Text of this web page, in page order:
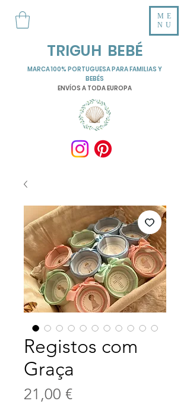
TRIGUH BEBÉ
ME
NU
MARCA 100% PORTUGUESA PARA FAMILIAS Y
BEBÉS
ENVÍOS A TODA EUROPA
Registos com
Graça
21,00 €Precio